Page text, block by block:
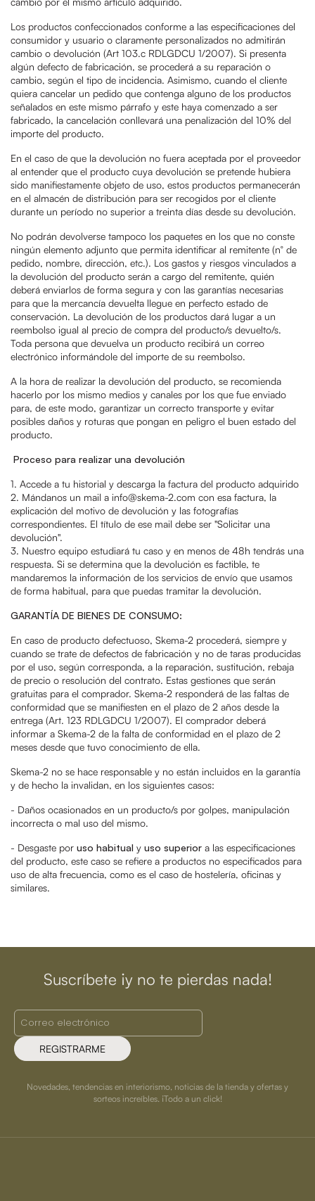
Los productos confeccionados conforme a las especificaciones del
consumidor y usuario o claramente personalizados no admitirán
cambio o devolución (Art 103.c RDLGDCU 1/2007). Si presenta
algún defecto de fabricación, se procederá a su reparación o
cambio, según el tipo de incidencia. Asimismo, cuando el cliente
quiera cancelar un pedido que contenga alguno de los productos
señalados en este mismo párrafo y este haya comenzado a ser
fabricado, la cancelación conllevará una penalización del 10% del
importe del producto.
En el caso de que la devolución no fuera aceptada por el proveedor
al entender que el producto cuya devolución se pretende hubiera
sido manifiestamente objeto de uso, estos productos permanecerán
en el almacén de distribución para ser recogidos por el cliente
durante un período no superior a treinta días desde su devolución.
No podrán devolverse tampoco los paquetes en los que no conste
ningún elemento adjunto que permita identificar al remitente (n° de
pedido, nombre, dirección, etc.). Los gastos y riesgos vinculados a
la devolución del producto serán a cargo del remitente, quién
deberá enviarlos de forma segura y con las garantías necesarias
para que la mercancía devuelta llegue en perfecto estado de
conservación. La devolución de los productos dará lugar a un
reembolso igual al precio de compra del producto/s devuelto/s.
Toda persona que devuelva un producto recibirá un correo
electrónico informándole del importe de su reembolso.
A la hora de realizar la devolución del producto, se recomienda
hacerlo por los mismo medios y canales por los que fue enviado
para, de este modo, garantizar un correcto transporte y evitar
posibles daños y roturas que pongan en peligro el buen estado del
producto.
Proceso para realizar una devolución
1. Accede a tu historial y descarga la factura del producto adquirido
2. Mándanos un mail a info@skema-2.com con esa factura, la
explicación del motivo de devolución y las fotografías
correspondientes. El título de ese mail debe ser "Solicitar una
devolución".
3. Nuestro equipo estudiará tu caso y en menos de 48h tendrás una
respuesta. Si se determina que la devolución es factible, te
mandaremos la información de los servicios de envío que usamos
de forma habitual, para que puedas tramitar la devolución.
GARANTÍA DE BIENES DE CONSUMO:
En caso de producto defectuoso, Skema-2 procederá, siempre y
cuando se trate de defectos de fabricación y no de taras producidas
por el uso, según corresponda, a la reparación, sustitución, rebaja
de precio o resolución del contrato. Estas gestiones que serán
gratuitas para el comprador. Skema-2 responderá de las faltas de
conformidad que se manifiesten en el plazo de 2 años desde la
entrega (Art. 123 RDLGDCU 1/2007). El comprador deberá
informar a Skema-2 de la falta de conformidad en el plazo de 2
meses desde que tuvo conocimiento de ella.
Skema-2 no se hace responsable y no están incluidos en la garantía
y de hecho la invalidan, en los siguientes casos:
- Daños ocasionados en un producto/s por golpes, manipulación
incorrecta o mal uso del mismo.
- Desgaste por uso habitual y uso superior a las especificaciones
del producto, este caso se refiere a productos no especificados para
uso de alta frecuencia, como es el caso de hostelería, oficinas y
similares.
Suscríbete ¡y no te pierdas nada!
REGISTRARME
Novedades, tendencias en interiorismo, noticias de la tienda y ofertas y
sorteos increíbles. ¡Todo a un click!